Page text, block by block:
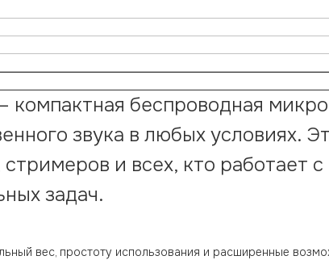
компактная беспроводная
звука в любых условиях.
и всех, кто работает
задач.
вес, простоту использования и расширенные